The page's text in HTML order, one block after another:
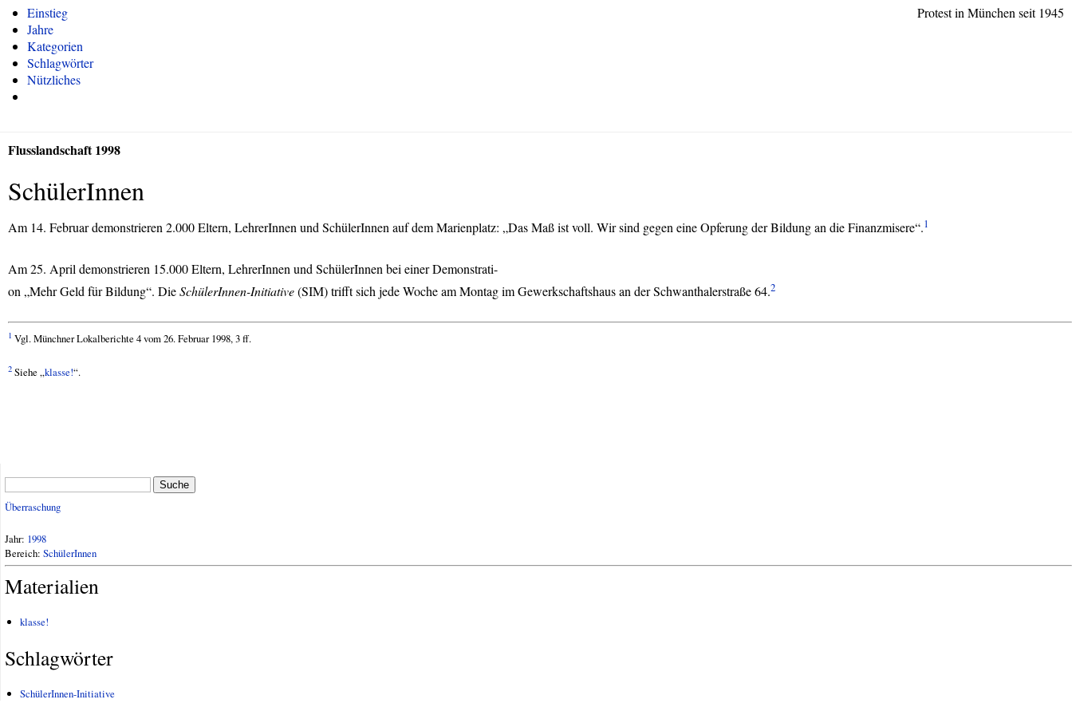
Protest in München seit 1945
Einstieg
Jahre
Kategorien
Schlagwörter
Nützliches
Flusslandschaft 1998
SchülerInnen
Am 14. Februar demonstrieren 2.000 Eltern, LehrerInnen und SchülerInnen auf dem Marienplatz: „Das Maß ist voll. Wir sind gegen eine Opferung der Bildung an die Finanzmisere“.1
Am 25. April demonstrieren 15.000 Eltern, LehrerInnen und SchülerInnen bei einer Demonstrati-
on „Mehr Geld für Bildung“. DieSchülerInnen-Initiative(SIM) trifft sich jede Woche am Montag im Gewerkschaftshaus an der Schwanthalerstraße 64.2
1 Vgl. Münchner Lokalberichte 4 vom 26. Februar 1998, 3 ff.
2 Siehe „klasse!“.
Suche
Überraschung
Jahr: 1998
Bereich: SchülerInnen
Materialien
klasse!
Schlagwörter
SchülerInnen-Initiative